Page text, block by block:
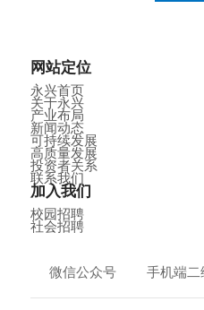
网站定位
永兴首页
关于永兴
产业布局
新闻动态
可持续发展
高质量发展
投资者关系
联系我们
加入我们
校园招聘
社会招聘
微信公众号 手机端二